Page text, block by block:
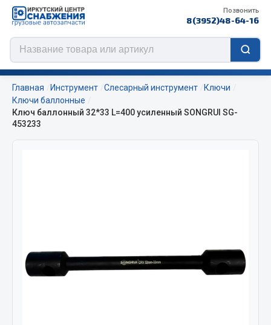
Позвонить
8(3952)48-64-16
Отопители салона, подогреватели
Главная Инструмент Слесарный инструмент
Ключи
Ключи баллонные
Ключ баллонный 32*33 L=400 усиленный SONGRUI SG-
453233